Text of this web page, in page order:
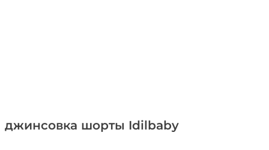
джинсовка шорты Idilbaby